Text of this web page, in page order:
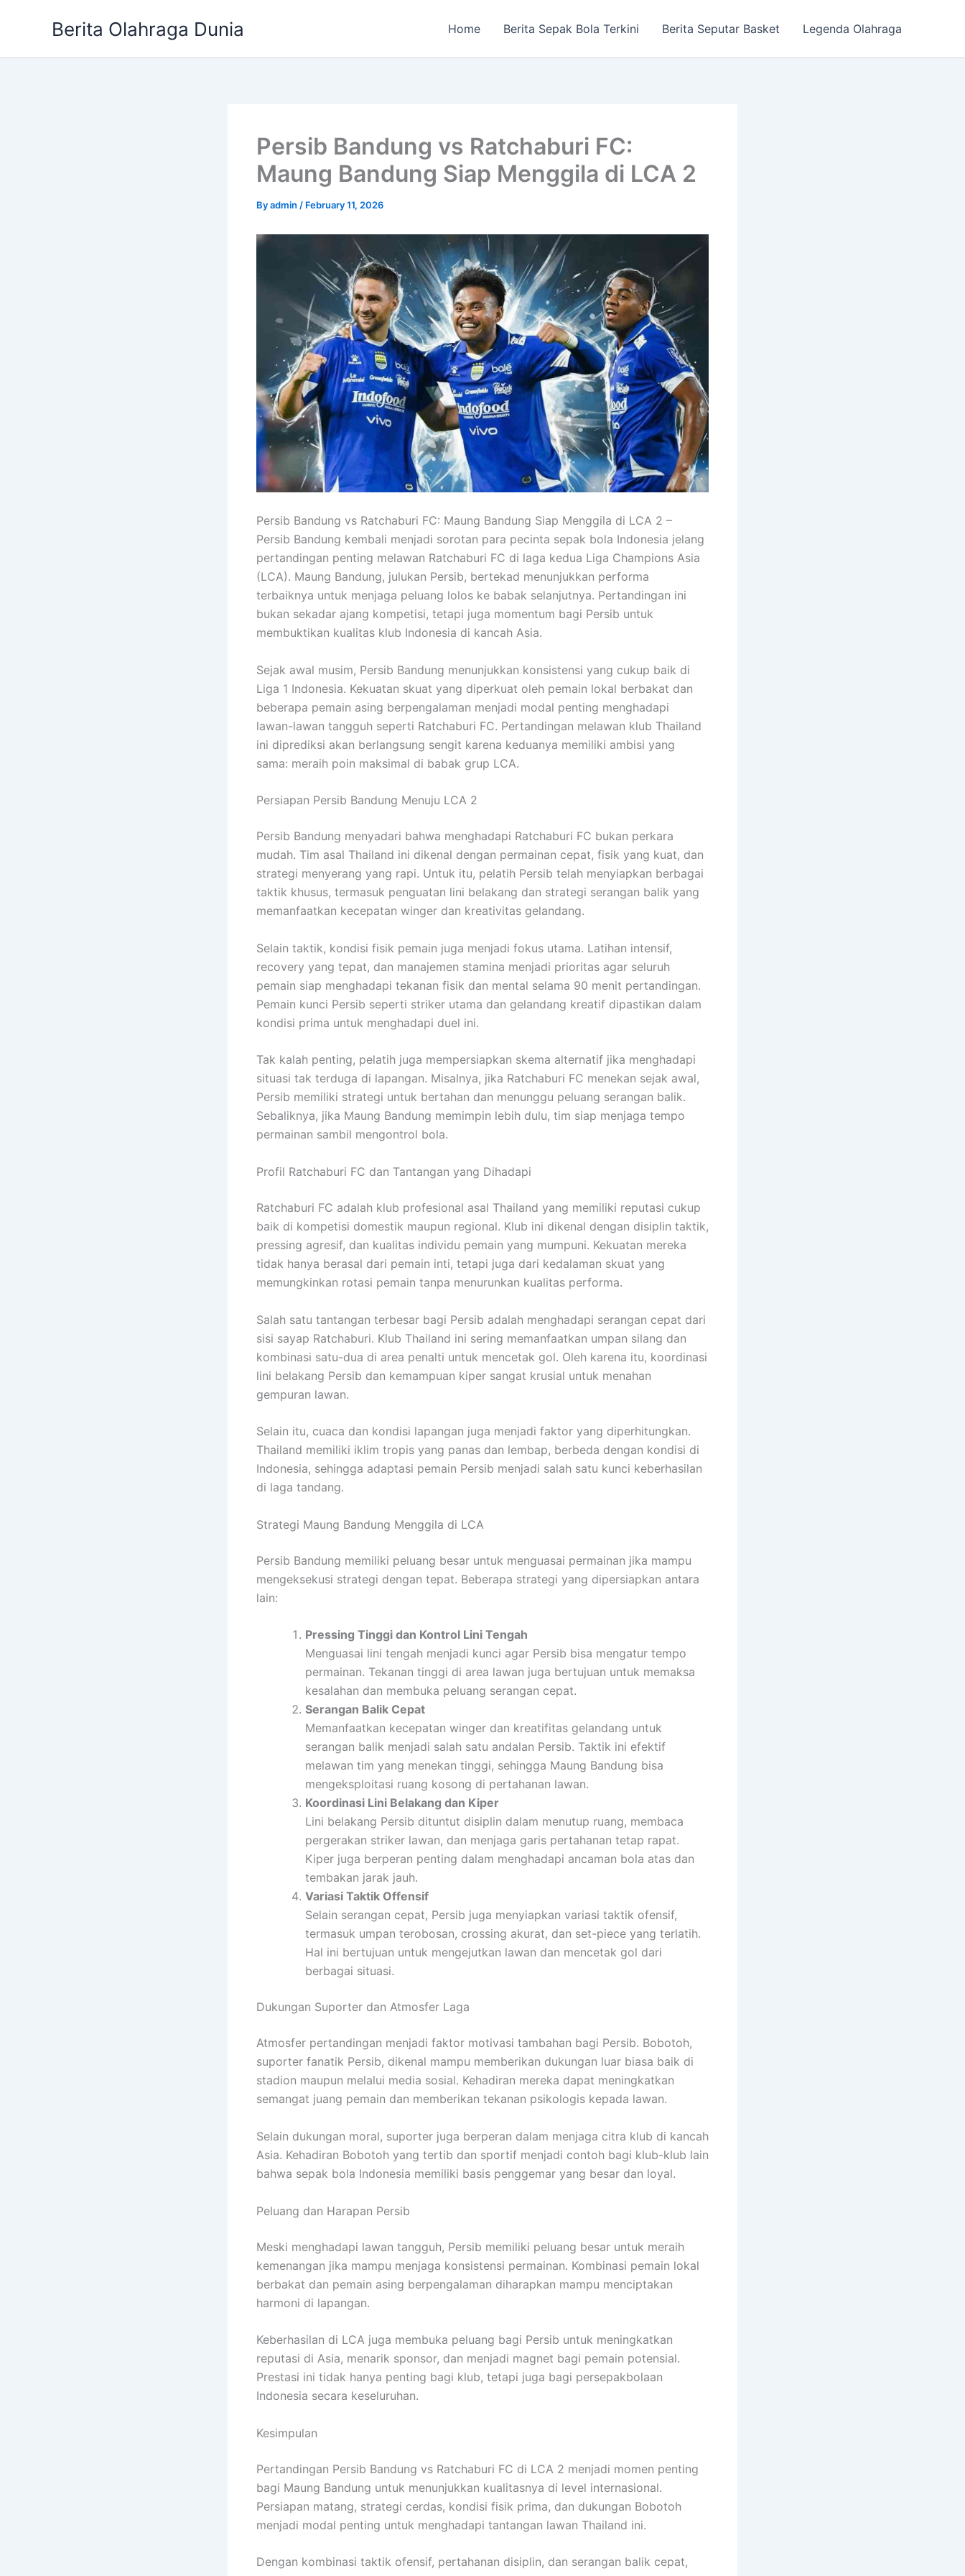
Berita Olahraga Dunia Home Berita Sepak Bola Terkini Berita Seputar Basket Legenda Olahraga
Persib Bandung vs Ratchaburi FC:
Maung Bandung Siap Menggila di LCA 2
Byadmin / February 11, 2026
Persib Bandung vs Ratchaburi FC: Maung Bandung Siap Menggila di LCA 2 –
Persib Bandung kembali menjadi sorotan para pecinta sepak bola Indonesia jelang
pertandingan penting melawan Ratchaburi FC di laga kedua Liga Champions Asia
(LCA). Maung Bandung, julukan Persib, bertekad menunjukkan performa
terbaiknya untuk menjaga peluang lolos ke babak selanjutnya. Pertandingan ini
bukan sekadar ajang kompetisi, tetapi juga momentum bagi Persib untuk
membuktikan kualitas klub Indonesia di kancah Asia.
Sejak awal musim, Persib Bandung menunjukkan konsistensi yang cukup baik di
Liga 1 Indonesia. Kekuatan skuat yang diperkuat oleh pemain lokal berbakat dan
beberapa pemain asing berpengalaman menjadi modal penting menghadapi
lawan-lawan tangguh seperti Ratchaburi FC. Pertandingan melawan klub Thailand
ini diprediksi akan berlangsung sengit karena keduanya memiliki ambisi yang
sama: meraih poin maksimal di babak grup LCA.
Persiapan Persib Bandung Menuju LCA 2
Persib Bandung menyadari bahwa menghadapi Ratchaburi FC bukan perkara
mudah. Tim asal Thailand ini dikenal dengan permainan cepat, fisik yang kuat, dan
strategi menyerang yang rapi. Untuk itu, pelatih Persib telah menyiapkan berbagai
taktik khusus, termasuk penguatan lini belakang dan strategi serangan balik yang
memanfaatkan kecepatan winger dan kreativitas gelandang.
Selain taktik, kondisi fisik pemain juga menjadi fokus utama. Latihan intensif,
recovery yang tepat, dan manajemen stamina menjadi prioritas agar seluruh
pemain siap menghadapi tekanan fisik dan mental selama 90 menit pertandingan.
Pemain kunci Persib seperti striker utama dan gelandang kreatif dipastikan dalam
kondisi prima untuk menghadapi duel ini.
Tak kalah penting, pelatih juga mempersiapkan skema alternatif jika menghadapi
situasi tak terduga di lapangan. Misalnya, jika Ratchaburi FC menekan sejak awal,
Persib memiliki strategi untuk bertahan dan menunggu peluang serangan balik.
Sebaliknya, jika Maung Bandung memimpin lebih dulu, tim siap menjaga tempo
permainan sambil mengontrol bola.
Profil Ratchaburi FC dan Tantangan yang Dihadapi
Ratchaburi FC adalah klub profesional asal Thailand yang memiliki reputasi cukup
baik di kompetisi domestik maupun regional. Klub ini dikenal dengan disiplin taktik,
pressing agresif, dan kualitas individu pemain yang mumpuni. Kekuatan mereka
tidak hanya berasal dari pemain inti, tetapi juga dari kedalaman skuat yang
memungkinkan rotasi pemain tanpa menurunkan kualitas performa.
Salah satu tantangan terbesar bagi Persib adalah menghadapi serangan cepat dari
sisi sayap Ratchaburi. Klub Thailand ini sering memanfaatkan umpan silang dan
kombinasi satu-dua di area penalti untuk mencetak gol. Oleh karena itu, koordinasi
lini belakang Persib dan kemampuan kiper sangat krusial untuk menahan
gempuran lawan.
Selain itu, cuaca dan kondisi lapangan juga menjadi faktor yang diperhitungkan.
Thailand memiliki iklim tropis yang panas dan lembap, berbeda dengan kondisi di
Indonesia, sehingga adaptasi pemain Persib menjadi salah satu kunci keberhasilan
di laga tandang.
Strategi Maung Bandung Menggila di LCA
Persib Bandung memiliki peluang besar untuk menguasai permainan jika mampu
mengeksekusi strategi dengan tepat. Beberapa strategi yang dipersiapkan antara
lain:
Pressing Tinggi dan Kontrol Lini Tengah
Menguasai lini tengah menjadi kunci agar Persib bisa mengatur tempo
permainan. Tekanan tinggi di area lawan juga bertujuan untuk memaksa
kesalahan dan membuka peluang serangan cepat.
Serangan Balik Cepat
Memanfaatkan kecepatan winger dan kreatifitas gelandang untuk
serangan balik menjadi salah satu andalan Persib. Taktik ini efektif
melawan tim yang menekan tinggi, sehingga Maung Bandung bisa
mengeksploitasi ruang kosong di pertahanan lawan.
Koordinasi Lini Belakang dan Kiper
Lini belakang Persib dituntut disiplin dalam menutup ruang, membaca
pergerakan striker lawan, dan menjaga garis pertahanan tetap rapat.
Kiper juga berperan penting dalam menghadapi ancaman bola atas dan
tembakan jarak jauh.
Variasi Taktik Offensif
Selain serangan cepat, Persib juga menyiapkan variasi taktik ofensif,
termasuk umpan terobosan, crossing akurat, dan set-piece yang terlatih.
Hal ini bertujuan untuk mengejutkan lawan dan mencetak gol dari
berbagai situasi.
Dukungan Suporter dan Atmosfer Laga
Atmosfer pertandingan menjadi faktor motivasi tambahan bagi Persib. Bobotoh,
suporter fanatik Persib, dikenal mampu memberikan dukungan luar biasa baik di
stadion maupun melalui media sosial. Kehadiran mereka dapat meningkatkan
semangat juang pemain dan memberikan tekanan psikologis kepada lawan.
Selain dukungan moral, suporter juga berperan dalam menjaga citra klub di kancah
Asia. Kehadiran Bobotoh yang tertib dan sportif menjadi contoh bagi klub-klub lain
bahwa sepak bola Indonesia memiliki basis penggemar yang besar dan loyal.
Peluang dan Harapan Persib
Meski menghadapi lawan tangguh, Persib memiliki peluang besar untuk meraih
kemenangan jika mampu menjaga konsistensi permainan. Kombinasi pemain lokal
berbakat dan pemain asing berpengalaman diharapkan mampu menciptakan
harmoni di lapangan.
Keberhasilan di LCA juga membuka peluang bagi Persib untuk meningkatkan
reputasi di Asia, menarik sponsor, dan menjadi magnet bagi pemain potensial.
Prestasi ini tidak hanya penting bagi klub, tetapi juga bagi persepakbolaan
Indonesia secara keseluruhan.
Kesimpulan
Pertandingan Persib Bandung vs Ratchaburi FC di LCA 2 menjadi momen penting
bagi Maung Bandung untuk menunjukkan kualitasnya di level internasional.
Persiapan matang, strategi cerdas, kondisi fisik prima, dan dukungan Bobotoh
menjadi modal penting untuk menghadapi tantangan lawan Thailand ini.
Dengan kombinasi taktik ofensif, pertahanan disiplin, dan serangan balik cepat,